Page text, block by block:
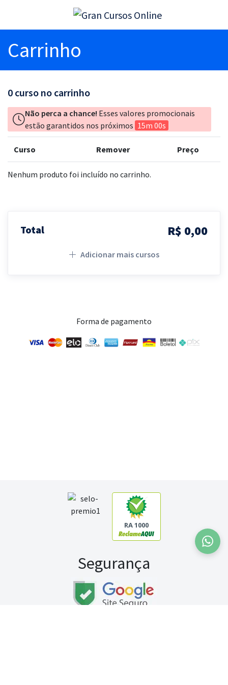
Carrinho
0 curso no carrinho
Não perca a chance! Esses valores promocionais
estão garantidos nos próximos 15m 00s
Curso Remover Preço
Nenhum produto foi incluído no carrinho.
Total R$ 0,00
Adicionar mais cursos
Forma de pagamento
RA 1000
Segurança